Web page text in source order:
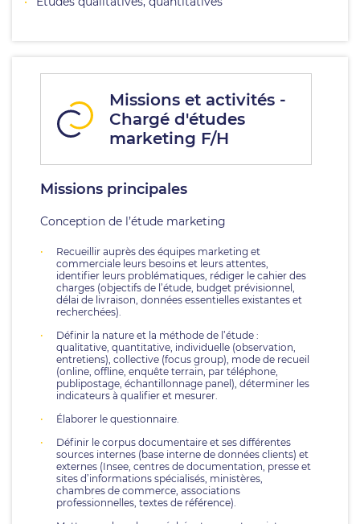
Missions et activités -
Chargé d'études
marketing F/H
Missions principales
Conception de l’étude marketing
Recueillir auprès des équipes marketing et
commerciale leurs besoins et leurs attentes,
identifier leurs problématiques, rédiger le cahier des
charges (objectifs de l’étude, budget prévisionnel,
délai de livraison, données essentielles existantes et
recherchées).
Définir la nature et la méthode de l’étude :
qualitative, quantitative, individuelle (observation,
entretiens), collective (focus group), mode de recueil
(online, offline, enquête terrain, par téléphone,
publipostage, échantillonnage panel), déterminer les
indicateurs à qualifier et mesurer.
Élaborer le questionnaire.
Définir le corpus documentaire et ses différentes
sources internes (base interne de données clients) et
externes (Insee, centres de documentation, presse et
sites d’informations spécialisés, ministères,
chambres de commerce, associations
professionnelles, textes de référence).